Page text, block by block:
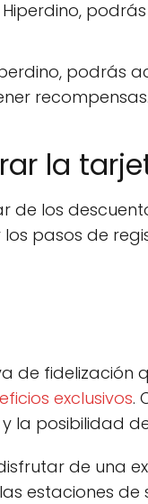
podrás
recompensas.
la
de los
pasos de
de
exclusivos.
la posibilidad
de una
estaciones de